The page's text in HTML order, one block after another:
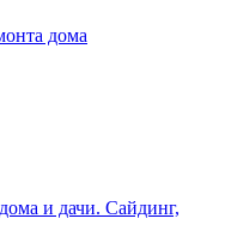
дома
и дачи. Сайдинг,